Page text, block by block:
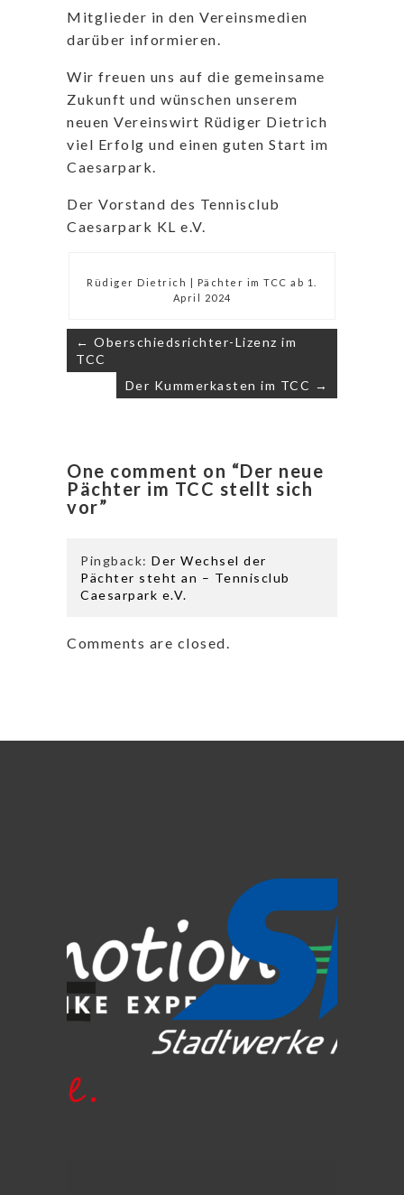
Mitglieder in den Vereinsmedien
darüber informieren.
Wir freuen uns auf die gemeinsame
Zukunft und wünschen unserem
neuen Vereinswirt Rüdiger Dietrich
viel Erfolg und einen guten Start im
Caesarpark.
Der Vorstand des Tennisclub
Caesarpark KL e.V.
Rüdiger Dietrich | Pächter im TCC ab 1.
April 2024
Beitragsnavigation
← Oberschiedsrichter-Lizenz im
TCC
Der Kummerkasten im TCC →
One comment on “Der neue
Pächter im TCC stellt sich
vor”
Pingback: Der Wechsel der
Pächter steht an – Tennisclub
Caesarpark e.V.
Comments are closed.